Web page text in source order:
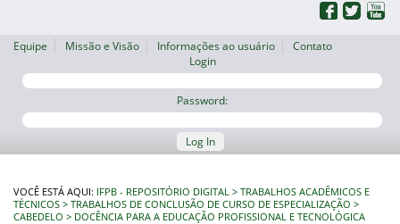
Equipe Missão e Visão Informações ao usuário
Contato
Login
Password:
Log In
VOCÊ ESTÁ AQUI: IFPB - REPOSITÓRIO DIGITAL
TRABALHOS ACADÊMICOS E
TÉCNICOS
TRABALHOS DE CONCLUSÃO DE CURSO DE ESPECIALIZAÇÃO
CABEDELO
DOCÊNCIA PARA A EDUCAÇÃO PROFISSIONAL E TECNOLÓGICA